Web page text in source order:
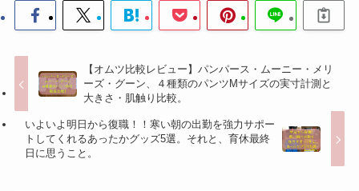
【オムツ比較レビュー】パンパース・ムーニー・メリ
ーズ・グーン、４種類のパンツMサイズの実寸計測と
大きさ・肌触り比較。
いよいよ明日から復職！！寒い朝の出勤を強力サポー
トしてくれるあったかグッズ5選。それと、育休最終
日に思うこと。